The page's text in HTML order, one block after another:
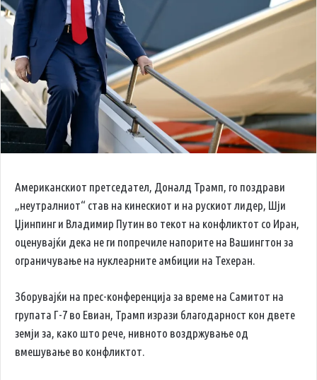
Американскиот претседател, Доналд Трамп, го поздрави
„неутралниот“ став на кинескиот и на рускиот лидер, Шји
Џјинпинг и Владимир Путин во текот на конфликтот со Иран,
оценувајќи дека не ги попречиле напорите на Вашингтон за
ограничување на нуклеарните амбиции на Техеран.
Зборувајќи на прес-конференција за време на Самитот на
групата Г-7 во Евиан, Трамп изрази благодарност кон двете
земји за, како што рече, нивното воздржување од
вмешување во конфликтот.